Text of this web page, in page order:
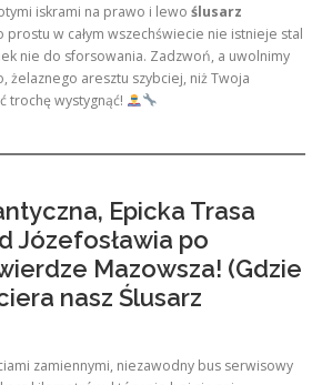
iskrami na prawo i lewo ślusarz
prostu w całym wszechświecie nie istnieje stal
nie do sforsowania. Zadzwoń, a uwolnimy
żelaznego aresztu szybciej, niż Twoja
trochę wystygnąć!
Epicka Trasa
Józefosławia po
Mazowsza! (Gdzie
nasz Ślusarz
zamiennymi, niezawodny bus serwisowy